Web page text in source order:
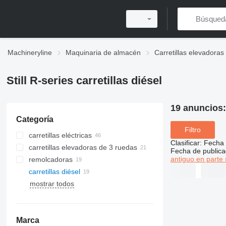
Machineryline Maquinaria de almacén Carretillas elevadoras
Still R-series carretillas diésel
Categoría
carretillas eléctricas
carretillas elevadoras de 3 ruedas
remolcadoras
carretillas diésel
mostrar todos
Marca
19 anuncios:
Filtro
Clasificar: Fecha
Fecha de
antiguo en parte